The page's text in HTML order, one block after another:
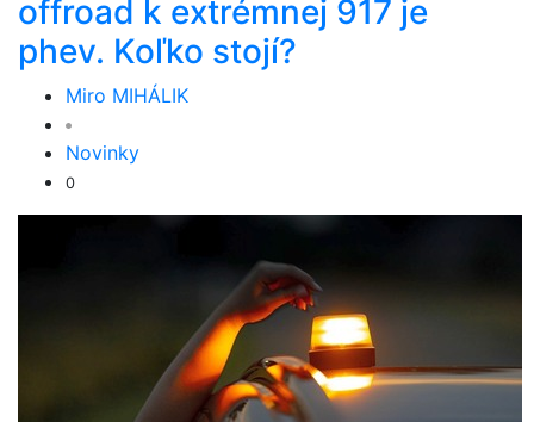
offroad k extrémnej 917 je
phev. Koľko stojí?
Miro MIHÁLIK
Novinky
0